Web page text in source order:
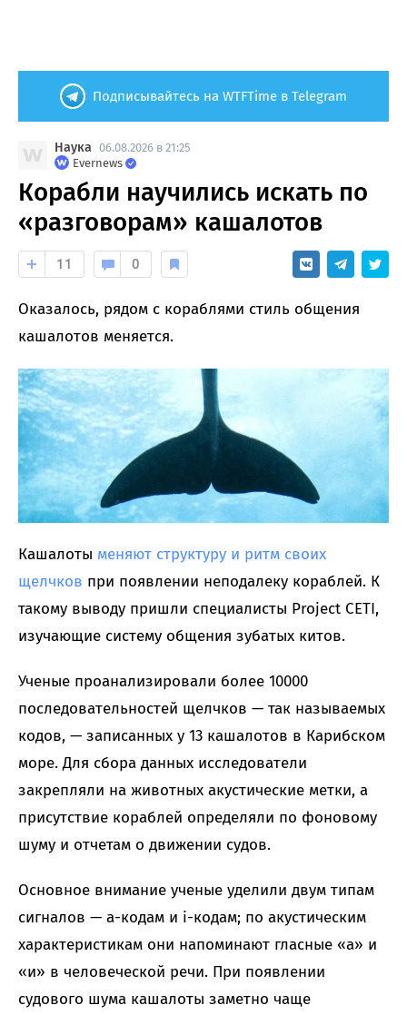
Подписывайтесь на WTFTime в Telegram
Наука 06.08.2026 в 21:25
Evernews
Корабли научились искать по
«разговорам» кашалотов
11 0
Оказалось, рядом с кораблями стиль общения
кашалотов меняется.
Кашалоты меняют структуру и ритм своих
щелчков при появлении неподалеку кораблей. К
такому выводу пришли специалисты Project CETI,
изучающие систему общения зубатых китов.
Ученые проанализировали более 10000
последовательностей щелчков — так называемых
кодов, — записанных у 13 кашалотов в Карибском
море. Для сбора данных исследователи
закрепляли на животных акустические метки, а
присутствие кораблей определяли по фоновому
шуму и отчетам о движении судов.
Основное внимание ученые уделили двум типам
сигналов — a-кодам и i-кодам; по акустическим
характеристикам они напоминают гласные «а» и
«и» в человеческой речи. При появлении
судового шума кашалоты заметно чаще